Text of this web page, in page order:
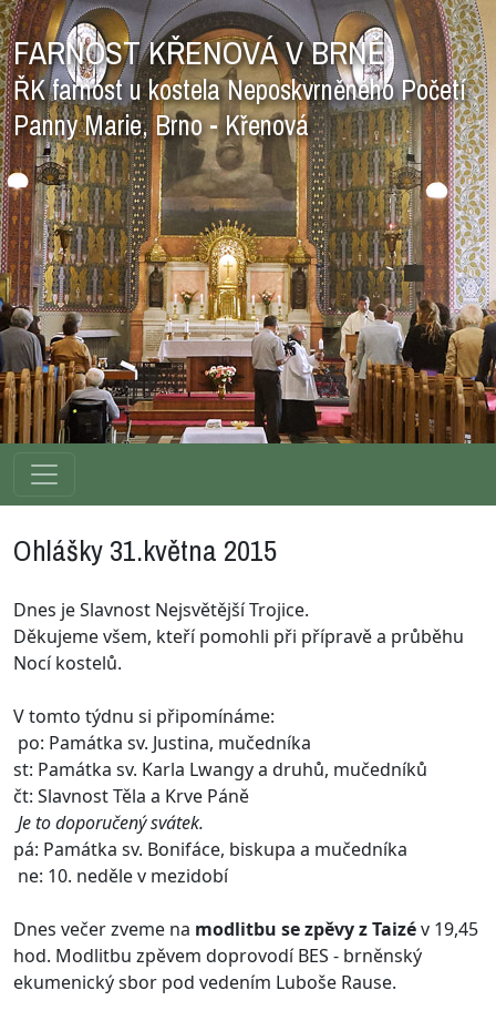
FARNOST KŘENOVÁ V BRNĚ
ŘK farnost u kostela Neposkvrněného Početí
Panny Marie, Brno - Křenová
Ohlášky 31.května 2015
Dnes je Slavnost Nejsvětější Trojice.
Děkujeme všem, kteří pomohli při přípravě a průběhu
Nocí kostelů.
V tomto týdnu si připomínáme:
po: Památka sv. Justina, mučedníka
st: Památka sv. Karla Lwangy a druhů, mučedníků
čt: Slavnost Těla a Krve Páně
Je to doporučený svátek.
pá: Památka sv. Bonifáce, biskupa a mučedníka
ne: 10. neděle v mezidobí
Dnes večer zveme na modlitbu se zpěvy z Taizév 19,45
hod. Modlitbu zpěvem doprovodí BES - brněnský
ekumenický sbor pod vedením Luboše Rause.